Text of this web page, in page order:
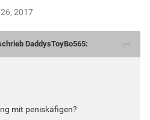
2017
DaddysToyBo565:
mit peniskäfigen?